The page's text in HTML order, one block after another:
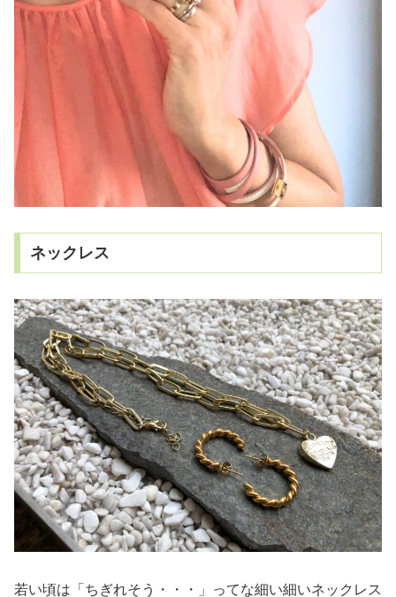
ネックレス
若い頃は「ちぎれそう・・・」ってな細い細いネックレス